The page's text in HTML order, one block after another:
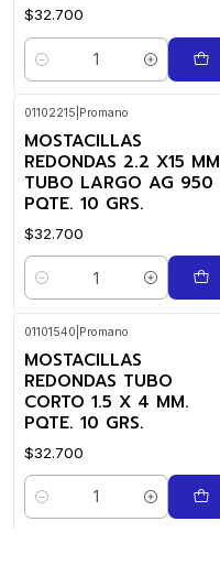
$32.700
Cantidad
01102215 Promano
MOSTACILLAS
REDONDAS 2.2 X15 MM
TUBO LARGO AG 950
PQTE. 10 GRS.
$32.700
Cantidad
01101540 Promano
MOSTACILLAS
REDONDAS TUBO
CORTO 1.5 X 4 MM.
PQTE. 10 GRS.
$32.700
Cantidad